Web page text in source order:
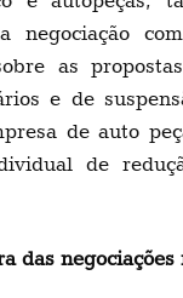
negociação
as
e de
de auto
de
das negociações